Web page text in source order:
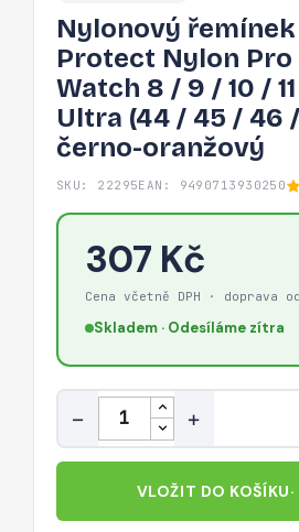
11
/
SE
/
Ultra
(44
/
–
Nylonový řemínek
Protect Nylon
Watch 8 / 9 / 10 /
Ultra (44 / 45 / 46
černo-oranžový
SKU: 22295EAN: 9490713930250
307 Kč
Cena včetně DPH · doprava
Skladem · Odesíláme zítra
Množství
− +
VLOŽIT DO KOŠÍKU